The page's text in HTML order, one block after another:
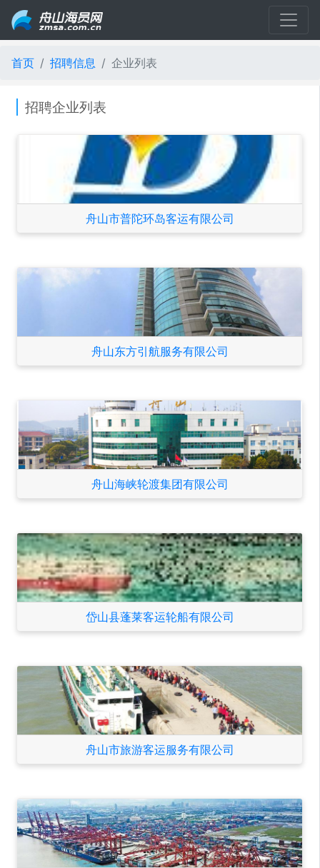
首页 招聘信息 企业列表
招聘企业列表
舟山市普陀环岛客运有限公司
舟山东方引航服务有限公司
舟山海峡轮渡集团有限公司
岱山县蓬莱客运轮船有限公司
舟山市旅游客运服务有限公司